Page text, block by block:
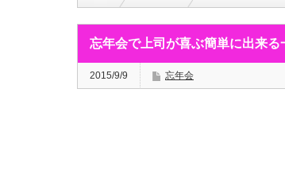
忘年会で上司が喜ぶ簡単に出来る
2015/9/9 忘年会